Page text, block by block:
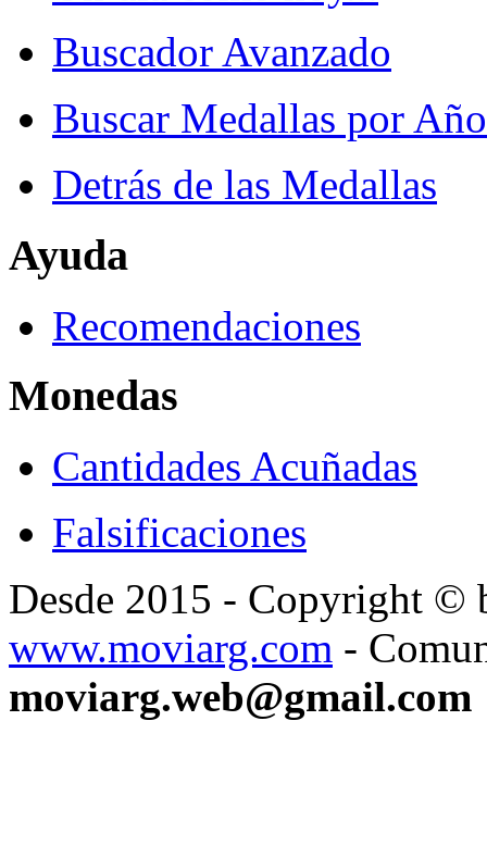
Buscador Avanzado
Buscar Medallas por Año
Detrás de las Medallas
Ayuda
Recomendaciones
Monedas
Cantidades Acuñadas
Falsificaciones
Desde 2015 - Copyright ©
www.moviarg.com -
moviarg.web@gmail.com